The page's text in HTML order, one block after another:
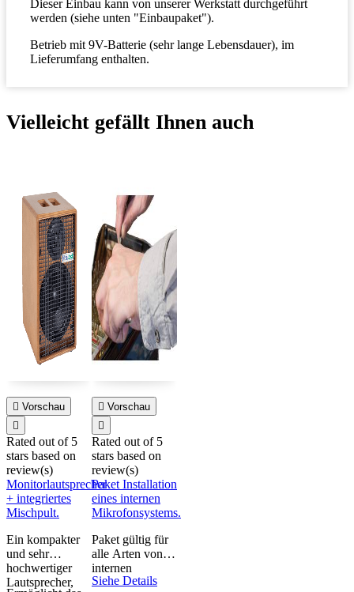
Dieser Einbau kann von unserer Werkstatt durchgeführt
werden (siehe unten "Einbaupaket").
Betrieb mit 9V-Batterie (sehr lange Lebensdauer), im
Lieferumfang enthalten.
Vielleicht gefällt Ihnen auch
 Vorschau

Rated out of 5
stars based on
review(s)
Monitorlautsprecher
+ integriertes
Mischpult.
Ein kompakter
und sehr
hochwertiger
Lautsprecher,
 Vorschau

Rated out of 5
stars based on
review(s)
Paket Installation
eines internen
Mikrofonsystems.
Paket gültig für
alle Arten von
internen
Mikrofonsystemen,
Siehe Details